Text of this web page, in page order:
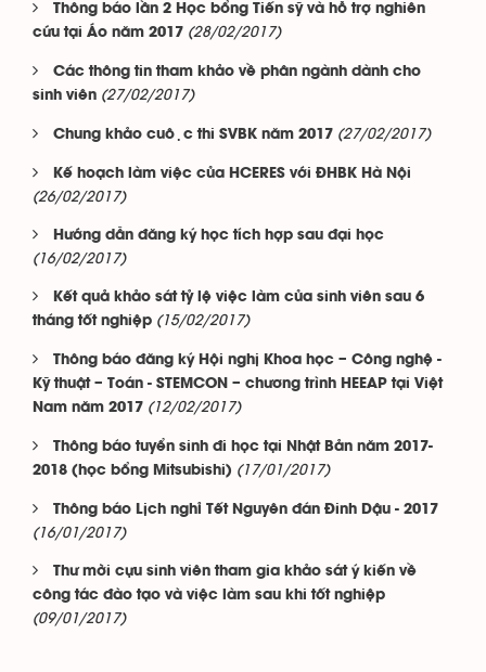
Thông báo lần 2 Học bổng Tiến sỹ và hỗ trợ nghiên
cứu tại Áo năm 2017 (28/02/2017)
Các thông tin tham khảo về phân ngành dành cho
sinh viên (27/02/2017)
Chung khảo cuộc thi SVBK năm 2017 (27/02/2017)
Kế hoạch làm việc của HCERES với ĐHBK Hà Nội
(26/02/2017)
Hướng dẫn đăng ký học tích hợp sau đại học
(16/02/2017)
Kết quả khảo sát tỷ lệ việc làm của sinh viên sau 6
tháng tốt nghiệp (15/02/2017)
Thông báo đăng ký Hội nghị Khoa học – Công nghệ -
Kỹ thuật – Toán - STEMCON – chương trình HEEAP tại Việt
Nam năm 2017 (12/02/2017)
Thông báo tuyển sinh đi học tại Nhật Bản năm 2017-
2018 (học bổng Mitsubishi) (17/01/2017)
Thông báo Lịch nghỉ Tết Nguyên đán Đinh Dậu - 2017
(16/01/2017)
Thư mời cựu sinh viên tham gia khảo sát ý kiến về
công tác đào tạo và việc làm sau khi tốt nghiệp
(09/01/2017)